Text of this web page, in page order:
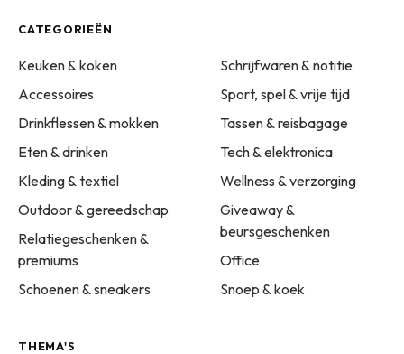
CATEGORIEËN
Keuken & koken
Accessoires
Drinkflessen & mokken
Eten & drinken
Kleding & textiel
Outdoor & gereedschap
Relatiegeschenken &
premiums
Schoenen & sneakers
Schrijfwaren & notitie
Sport, spel & vrije tijd
Tassen & reisbagage
Tech & elektronica
Wellness & verzorging
Giveaway &
beursgeschenken
Office
Snoep & koek
THEMA'S